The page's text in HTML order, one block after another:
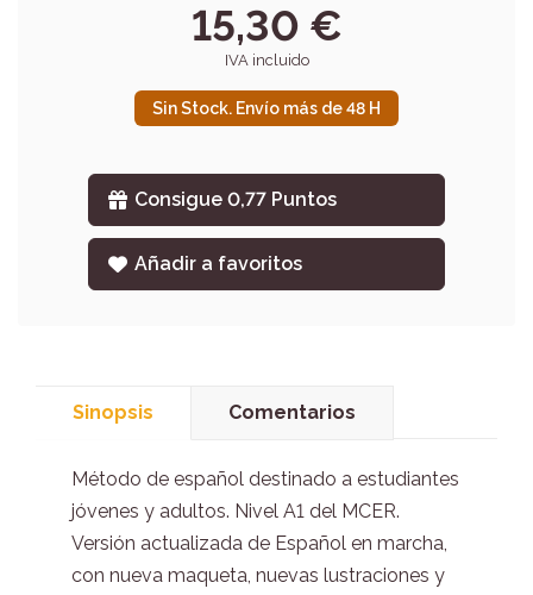
15,30 €
IVA incluido
Sin Stock. Envío más de 48 H
Consigue 0,77 Puntos
Añadir a favoritos
Sinopsis Comentarios
Método de español destinado a estudiantes
jóvenes y adultos. Nivel A1 del MCER.
Versión actualizada de Español en marcha,
con nueva maqueta, nuevas lustraciones y